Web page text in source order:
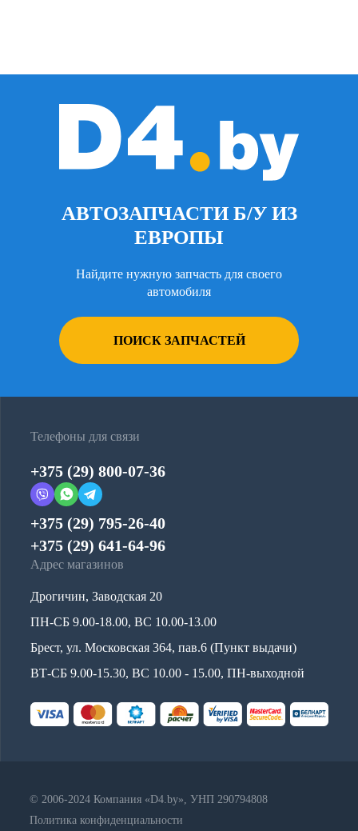
АВТОЗАПЧАСТИ Б/У ИЗ
ЕВРОПЫ
Найдите нужную запчасть для своего
автомобиля
ПОИСК ЗАПЧАСТЕЙ
Телефоны для связи
+375 (29) 800-07-36
+375 (29) 795-26-40
+375 (29) 641-64-96
Адрес магазинов
Дрогичин, Заводская 20
ПН-СБ 9.00-18.00, ВС 10.00-13.00
Брест, ул. Московская 364, пав.6 (Пункт выдачи)
ВТ-СБ 9.00-15.30, ВС 10.00 - 15.00, ПН-выходной
© 2006-2024 Компания «D4.by», УНП 290794808
Политика конфиденциальности